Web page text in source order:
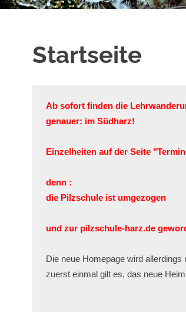
Startseite
Ab sofort finden die
genauer: im Südharz!
Einzelheiten auf der Seite
denn :
die Pilzschule ist umgezogen
und zur pilzschule-harz.de
Die neue Homepage wird allerdings
zuerst einmal gilt es, das neue